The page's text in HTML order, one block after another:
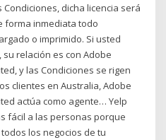
dicha licencia será
forma inmediata todo
o imprimido. Si usted
relación es con Adobe
y las Condiciones se rigen
clientes en Australia, Adobe
actúa como agente… Yelp
fácil a las personas porque
los negocios de tu